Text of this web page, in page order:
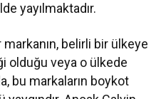
yayılmaktadır.
markanın, belirli bir ülkeye
olduğu veya o ülkede
bu markaların boykot